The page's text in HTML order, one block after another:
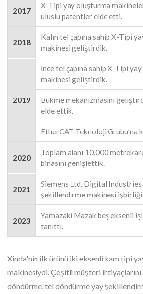
2017
X-Tipi yay oluşturma
uluslu patentler elde etti.
2018
Kalın tel çapına sahip X-Tipi
makinesi geliştirdik.
2019
İnce tel çapına sahip X-Tipi
makinesi geliştirdik.
Bükme mekanizmasını
elde ettik.
EtherCAT Teknoloji Grubu'na
2020
Toplam alanı 10.000
binasını genişlettik.
2021
Siemens Ltd. Digital
şekillendirme makinesi
2023
Yamazaki Mazak beş eksenli
tanıttı.
Xinda'nin ilk ürünü iki eksenli kam tipi
makinesiydi. Çeşitli müşteri
döndürme, tel döndürme yay